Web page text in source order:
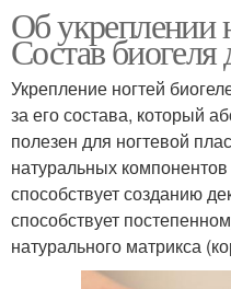
Об укреплении
Состав биогеля
Укрепление ногтей
за его состава, который
полезен для ногтевой
натуральных
способствует созданию
способствует
натурального матрикса